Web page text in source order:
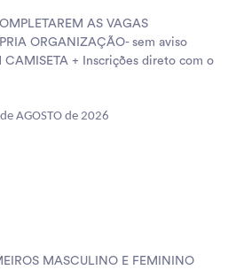
AS VAGAS
ORGANIZAÇÃO- sem aviso
CAMISETA + Inscrições direto com o
AGOSTO de 2026
MASCULINO E FEMININO